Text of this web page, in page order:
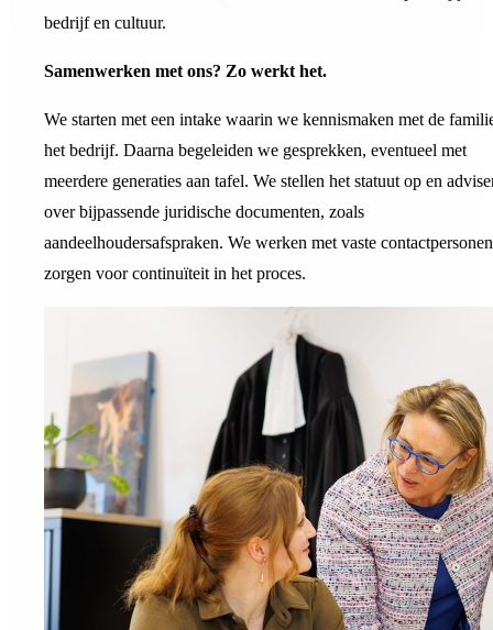
bedrijf en cultuur.
Samenwerken met ons? Zo werkt het.
We starten met een intake waarin we kennismaken met de
het bedrijf. Daarna begeleiden we gesprekken, eventueel met
meerdere generaties aan tafel. We stellen het statuut op en
over bijpassende juridische documenten, zoals
aandeelhoudersafspraken. We werken met vaste
zorgen voor continuïteit in het proces.